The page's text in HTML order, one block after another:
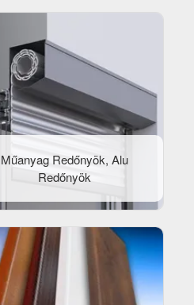
Műanyag Redőnyök, Alu
Redőnyök